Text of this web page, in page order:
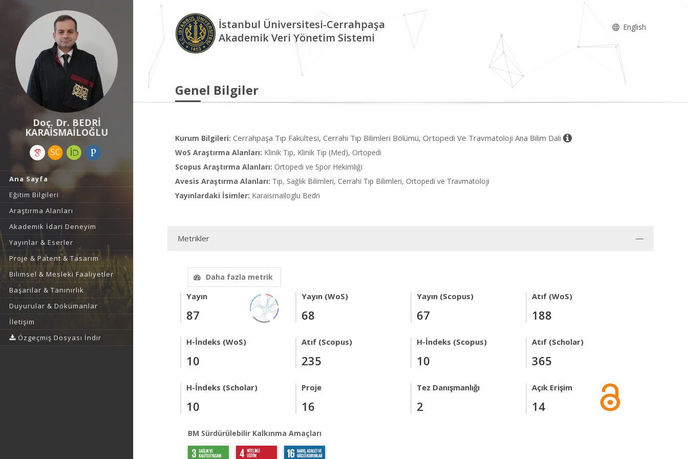
Doç. Dr. BEDRİ
KARAİSMAİLOĞLU
Ana Sayfa
Eğitim Bilgileri
Araştırma Alanları
Akademik İdari Deneyim
Yayınlar & Eserler
Proje & Patent & Tasarım
Bilimsel & Mesleki Faaliyetler
Başarılar & Tanınırlık
Duyurular & Dokümanlar
İletişim
Özgeçmiş Dosyası İndir
İstanbul Üniversitesi-Cerrahpaşa
Akademik Veri Yönetim Sistemi
English
Genel Bilgiler
Kurum Bilgileri: Cerrahpaşa Tıp Fakültesi, Cerrahi Tıp Bilimleri Bölümü, Ortopedi Ve Travmatoloji Ana Bilim Dalı
WoS Araştırma Alanları: Klinik Tıp, Klinik Tıp (Med), Ortopedi
Scopus Araştırma Alanları: Ortopedi ve Spor Hekimliği
Avesis Araştırma Alanları: Tıp, Sağlık Bilimleri, Cerrahi Tıp Bilimleri, Ortopedi ve Travmatoloji
Yayınlardaki İsimler: Karaismailoglu Bedri
Metrikler
Daha fazla metrik
Yayın
87
Yayın (WoS)
68
Yayın (Scopus)
67
Atıf (WoS)
188
H-İndeks (WoS)
10
Atıf (Scopus)
235
H-İndeks (Scopus)
10
Atıf (Scholar)
365
H-İndeks (Scholar)
10
Proje
16
Tez Danışmanlığı
2
Açık Erişim
14
BM Sürdürülebilir Kalkınma Amaçları